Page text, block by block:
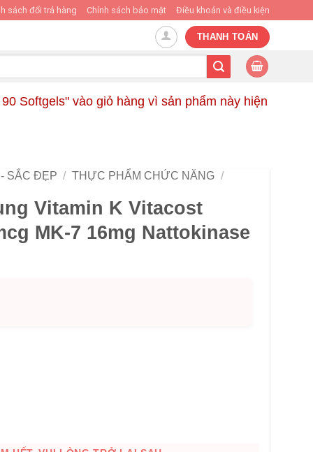
sách đổi trả hàng Chính sách bảo mật Điều khoản và điều kiện
THANH TOÁN
Softgels" vào giỏ hàng vì sản phẩm này hiện
SẮC ĐẸP / THỰC PHẨM CHỨC NĂNG /
Vitamin K Vitacost
MK-7 16mg Nattokinase